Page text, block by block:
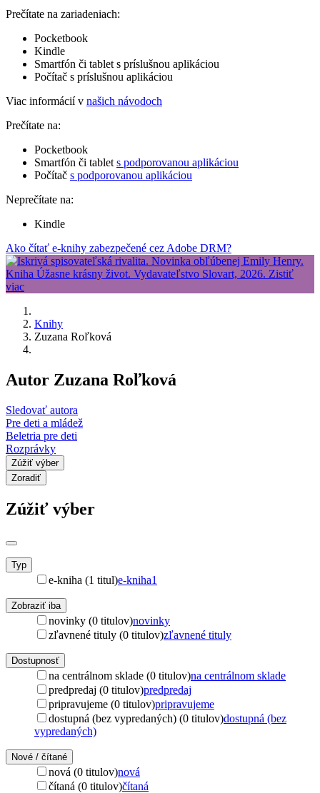
Prečítate na zariadeniach:
Pocketbook
Kindle
Smartfón či tablet s príslušnou aplikáciou
Počítač s príslušnou aplikáciou
Viac informácií v našich návodoch
Prečítate na:
Pocketbook
Smartfón či tablet s podporovanou aplikáciou
Počítač s podporovanou aplikáciou
Neprečítate na:
Kindle
Ako čítať e-knihy zabezpečené cez Adobe DRM?
Knihy
Zuzana Roľková
Autor Zuzana Roľková
Sledovať autora
Pre deti a mládež
Beletria pre deti
Rozprávky
Zúžiť výber
Zoradiť
Zúžiť výber
Typ
e-kniha (1 titul)e-kniha1
Zobraziť iba
novinky (0 titulov)novinky
zľavnené tituly (0 titulov)zľavnené tituly
Dostupnosť
na centrálnom sklade (0 titulov)na centrálnom sklade
predpredaj (0 titulov)predpredaj
pripravujeme (0 titulov)pripravujeme
dostupná (bez vypredaných) (0 titulov)dostupná (bez
vypredaných)
Nové / čítané
nová (0 titulov)nová
čítaná (0 titulov)čítaná